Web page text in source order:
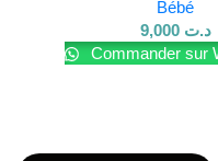
Bébé
د.ت 9,000
Commander sur